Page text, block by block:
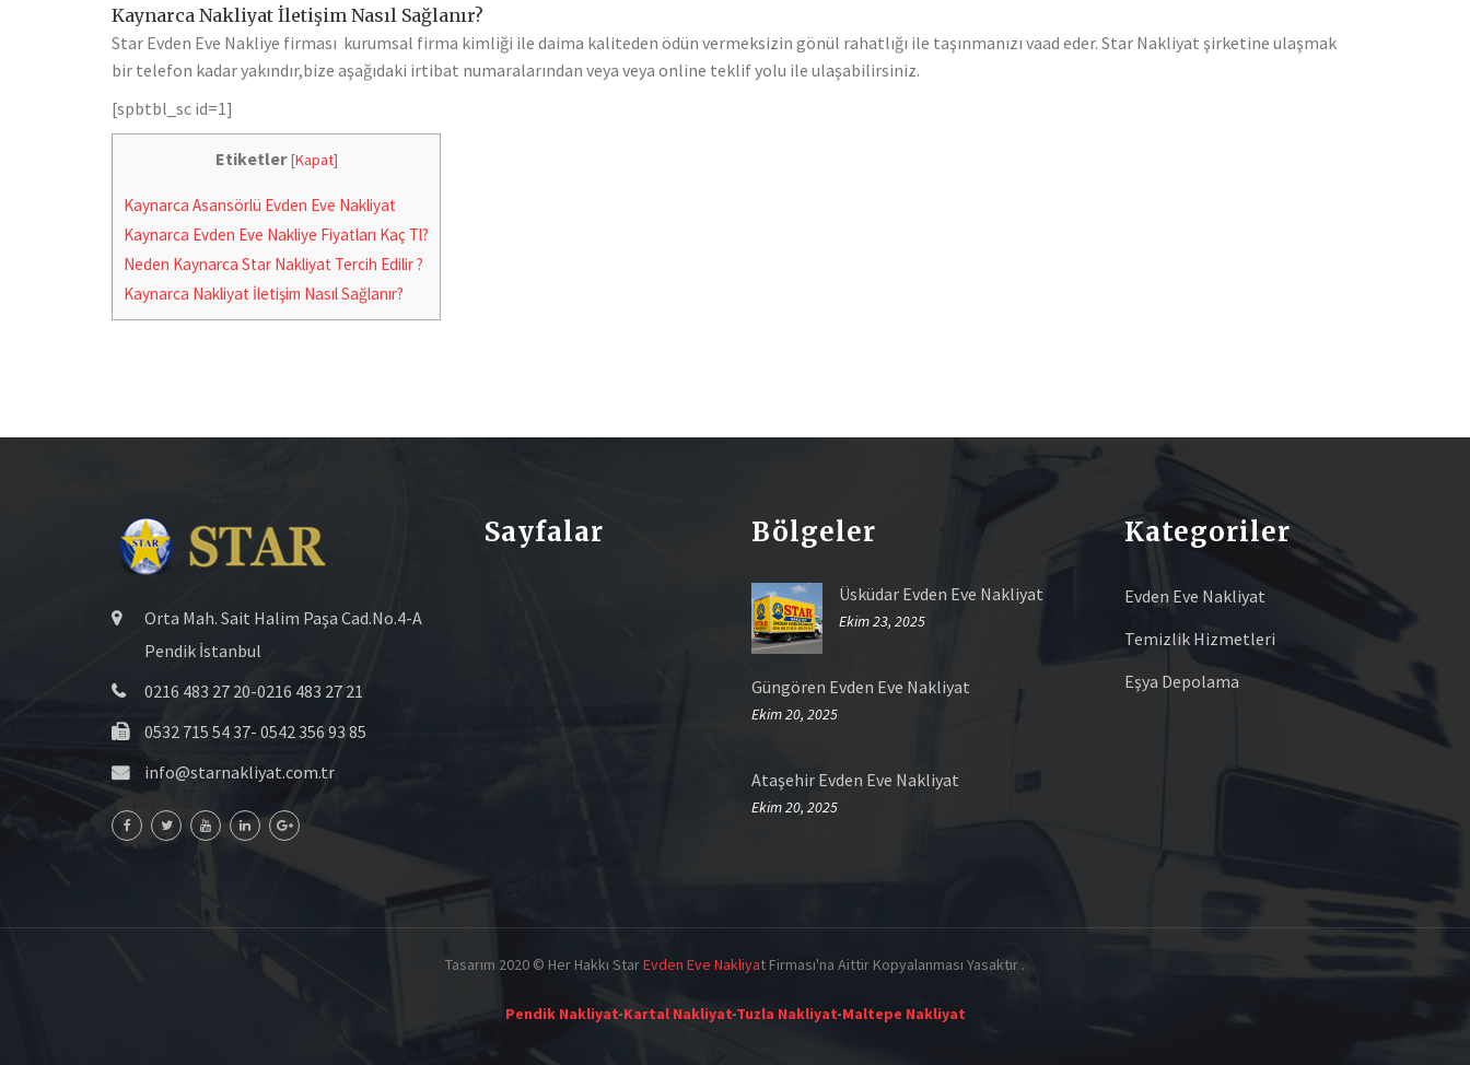
Kaynarca Nakliyat İletişim Nasıl Sağlanır?
Star Evden Eve Nakliye firması kurumsal firma kimliği ile daima kaliteden ödün vermeksizin gönül rahatlığı ile taşınmanızı vaad eder. Star Nakliyat şirketine ulaşmak
bir telefon kadar yakındır,bize aşağıdaki irtibat numaralarından veya veya online teklif yolu ile ulaşabilirsiniz.
[spbtbl_sc id=1]
Etiketler [Kapat]
Kaynarca Asansörlü Evden Eve Nakliyat
Kaynarca Evden Eve Nakliye Fiyatları Kaç Tl?
Neden Kaynarca Star Nakliyat Tercih Edilir ?
Kaynarca Nakliyat İletişim Nasıl Sağlanır?
Orta Mah. Sait Halim Paşa Cad.No.4-A
Pendik İstanbul
0216 483 27 20-0216 483 27 21
0532 715 54 37- 0542 356 93 85
info@starnakliyat.com.tr
Sayfalar Bölgeler
Üsküdar Evden Eve Nakliyat
Ekim 23, 2025
Güngören Evden Eve Nakliyat
Ekim 20, 2025
Ataşehir Evden Eve Nakliyat
Ekim 20, 2025
Kategoriler
Evden Eve Nakliyat
Temizlik Hizmetleri
Eşya Depolama
Tasarım 2020 © Her Hakkı StarEvden Eve Nakliyat Firması'na Aittir Kopyalanması Yasaktır .
Pendik Nakliyat-Kartal Nakliyat-Tuzla Nakliyat-Maltepe Nakliyat